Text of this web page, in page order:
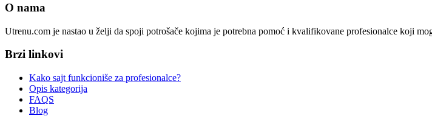
O nama
Utrenu.com je nastao u želji da spoji potrošače kojima je potrebna pomoć i kvalifikovane profesionalce koji
Brzi linkovi
Kako sajt funkcioniše za profesionalce?
Opis kategorija
FAQS
Blog